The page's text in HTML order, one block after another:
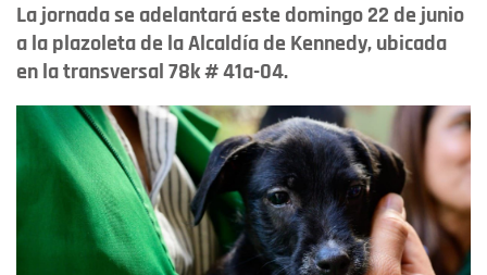
La jornada se adelantará este domingo 22 de junio
a la plazoleta de la Alcaldía de Kennedy, ubicada
en la transversal 78k # 41a-04.